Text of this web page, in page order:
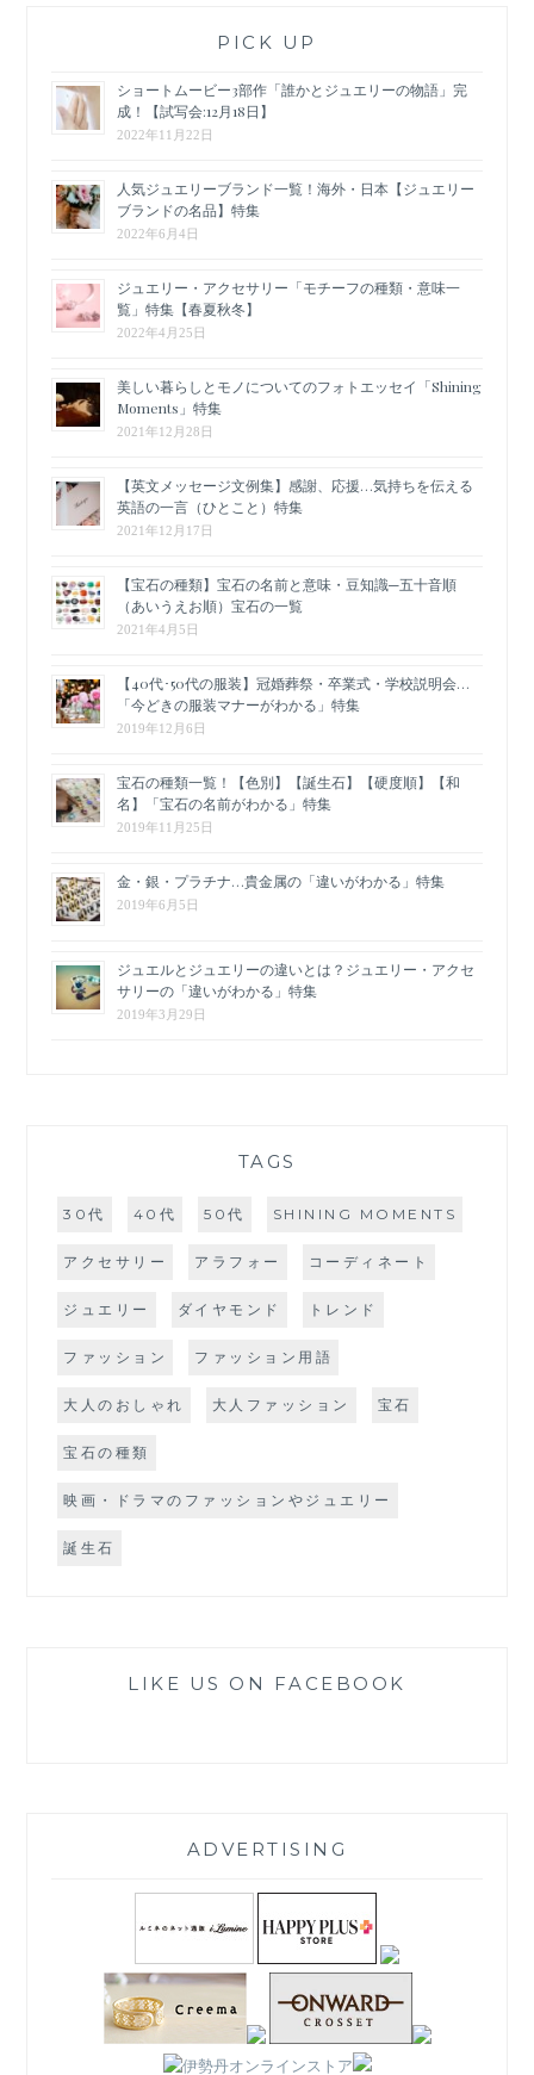
PICK UP
ショートムービー3部作「誰かとジュエリーの物語」完
成！【試写会:12月18日】
2022年11月22日
人気ジュエリーブランド一覧！海外・日本【ジュエリー
ブランドの名品】特集
2022年6月4日
ジュエリー・アクセサリー「モチーフの種類・意味一
覧」特集【春夏秋冬】
2022年4月25日
美しい暮らしとモノについてのフォトエッセイ「Shining
Moments」特集
2021年12月28日
【英文メッセージ文例集】感謝、応援…気持ちを伝える
英語の一言（ひとこと）特集
2021年12月17日
【宝石の種類】宝石の名前と意味・豆知識─五十音順
（あいうえお順）宝石の一覧
2021年4月5日
【40代･50代の服装】冠婚葬祭・卒業式・学校説明会…
「今どきの服装マナーがわかる」特集
2019年12月6日
宝石の種類一覧！【色別】【誕生石】【硬度順】【和
名】「宝石の名前がわかる」特集
2019年11月25日
金・銀・プラチナ…貴金属の「違いがわかる」特集
2019年6月5日
ジュエルとジュエリーの違いとは？ジュエリー・アクセ
サリーの「違いがわかる」特集
2019年3月29日
TAGS
30代 40代 50代 SHINING MOMENTS
アクセサリー アラフォー コーディネート
ジュエリー ダイヤモンド トレンド
ファッション ファッション用語
大人のおしゃれ 大人ファッション 宝石
宝石の種類
映画・ドラマのファッションやジュエリー
誕生石
LIKE US ON FACEBOOK
ADVERTISING